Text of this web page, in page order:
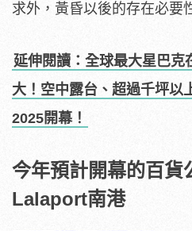
求外，黃昏以後的存在必要
延伸閱讀：全球最大星巴克
大！空中露台、超過千坪以
2025開幕！
今年預計開幕的百貨
Lalaport南港